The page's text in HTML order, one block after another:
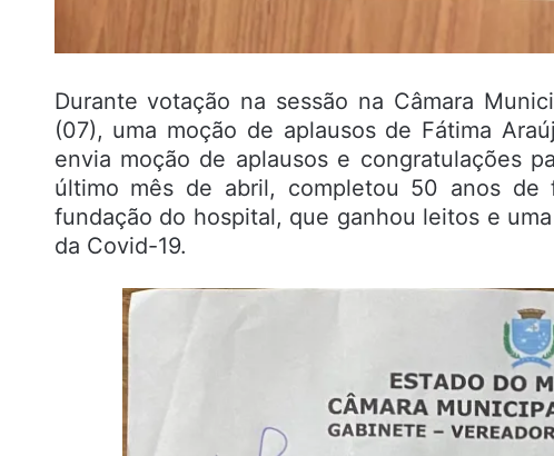
Durante votação na sessão na Câmara
(07), uma moção de aplausos de Fátima
envia moção de aplausos e congratulações
último mês de abril, completou 50 anos
fundação do hospital, que ganhou leitos e
da Covid-19.